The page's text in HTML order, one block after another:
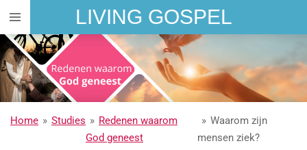
Ga
direct
naar
de
hoofdinhoud
LIVING GOSPEL
Home » Studies » Redenen waarom
God geneest
» Waarom zijn
mensen ziek?